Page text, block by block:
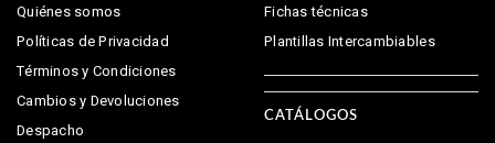
Quiénes somos
Políticas de Privacidad
Términos y Condiciones
Cambios y Devoluciones
Despacho
Fichas técnicas
Plantillas Intercambiables
CATÁLOGOS